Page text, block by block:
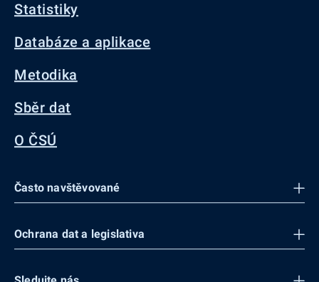
Statistiky
Databáze a aplikace
Metodika
Sběr dat
O ČSÚ
Často navštěvované
Ochrana dat a legislativa